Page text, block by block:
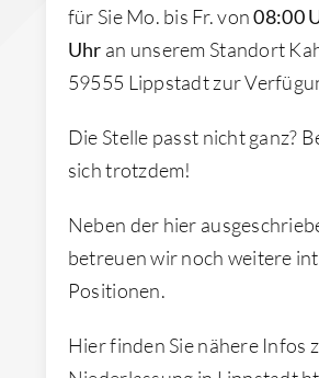
für Sie Mo. bis Fr. von08:00
Uhr an unserem Standort
59555 Lippstadt zur
Die Stelle passt nicht ganz?
sich trotzdem!
Neben der hier
betreuen wir noch weitere
Positionen.
Hier finden Sie nähere Infos